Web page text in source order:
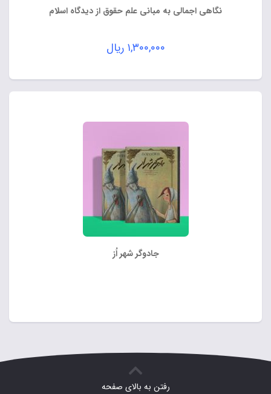
نگاهی اجمالی به مبانی علم حقوق از دیدگاه اسلام
۱,۳۰۰,۰۰۰ ریال
جادوگر شهر اُز
رفتن به بالای صفحه